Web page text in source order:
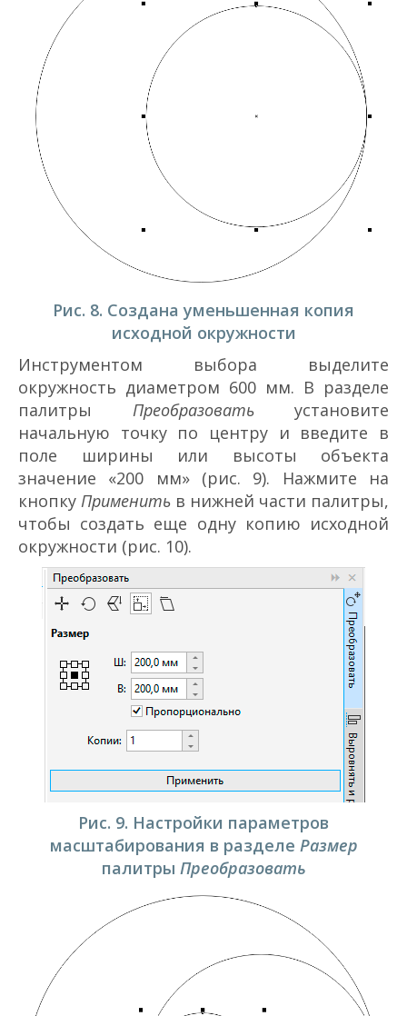
Рис. 8. Создана уменьшенная копия
исходной окружности
Инструментом выбора выделите
окружность диаметром 600 мм. В разделе
палитры Преобразоватьустановите
начальную точку по центру и введите в
поле ширины или высоты объекта
значение «200 мм» (рис. 9). Нажмите на
кнопку Применить в нижней части палитры,
чтобы создать еще одну копию исходной
окружности (рис. 10).
Рис. 9. Настройки параметров
масштабирования в разделе Размер
палитры Преобразовать